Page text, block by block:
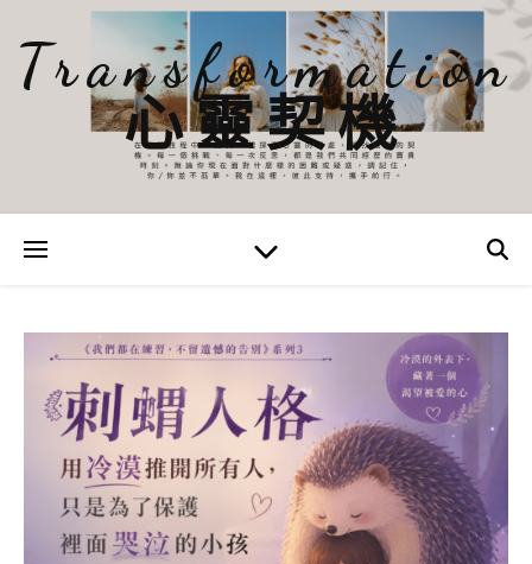
Transformation
心靈契機